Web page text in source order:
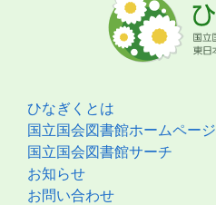
ひなぎくとは
国立国会図書館ホームページ
国立国会図書館サーチ
お知らせ
お問い合わせ